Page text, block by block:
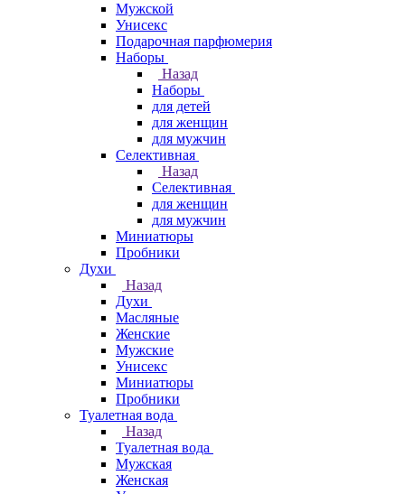
Мужской
Унисекс
Подарочная парфюмерия
Наборы
Назад
Наборы
для детей
для женщин
для мужчин
Селективная
Назад
Селективная
для женщин
для мужчин
Миниатюры
Пробники
Духи
Назад
Духи
Масляные
Женские
Мужские
Унисекс
Миниатюры
Пробники
Туалетная вода
Назад
Туалетная вода
Мужская
Женская